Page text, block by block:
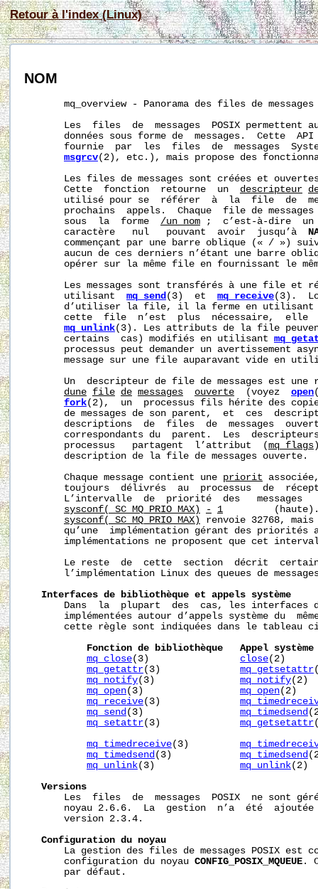
Retour à l'index (Linux)
NOM
mq_overview - Panorama des files de messages
Les  files  de  messages  POSIX permettent
données sous forme de  messages.  Cette
fournie  par  les  files  de  messages
msgrcv(2), etc.), mais propose des
Les files de messages sont créées et
       Cette  fonction  retourne  un
descripteur
utilisé pour se  référer  à  la  file  de
prochains  appels.  Chaque  file de
       sous  la  forme
/un_nom ;  c’est-à-dire  un
       caractère   nul   pouvant  avoir  jusqu’à
commençant par une barre oblique (« / »)
aucun de ces derniers n’étant une barre
opérer sur la même file en fournissant le
Les messages sont transférés à une file et
       utilisant
mq_send (3)  et mq_receive(3).
d’utiliser la file, il la ferme en
cette  file  n’est  plus  nécessaire,  elle
mq_unlink(3). Les attributs de la file
       certains  cas) modifiés en utilisant
processus peut demander un avertissement
message sur une file auparavant vide en
Un  descripteur de file de messages est une
d une file de messages ouverte
  (voyez
open
fork(2),  un  processus fils hérite des
de messages de son parent,  et  ces
descriptions  de  files  de  messages
correspondants du  parent.  Les
       processus   partagent  l’attribut  (
mq_flags
       description de la file de messages ouverte.
       Chaque message contient une
priorit
toujours  délivrés  au  processus  de
L’intervalle  de  priorité  des   messages
sysconf(_SC_MQ_PRIO_MAX)
- 1
sysconf(_SC_MQ_PRIO_MAX)
renvoie 32768, mais
qu’une  implémentation gérant des priorités
implémentations ne proposent que cet
Le reste  de  cette  section  décrit
l’implémentation Linux des queues de
Interfaces de bibliothèque et appels système
Dans  la  plupart  des  cas, les interfaces
implémentées autour d’appels système du
cette règle sont indiquées dans le tableau
Fonction de bibliothèque Appel système
mq_close(3) close(2)
mq_getattr(3) mq_getsetattr
mq_notify(3) mq_notify(2)
mq_open(3) mq_open(2)
mq_receive(3)
mq_send (3) mq_timedsend
mq_setattr(3) mq_getsetattr
mq_timedreceive(3)
mq_timedsend (3) mq_timedsend
mq_unlink(3) mq_unlink(2)
Versions
Les  files  de  messages  POSIX  ne sont
noyau 2.6.6.  La  gestion  n’a  été
       version 2.3.4.
Configuration du noyau
La gestion des files de messages POSIX est
       configuration du noyau
CONFIG_POSIX_MQUEUE .
       par défaut.